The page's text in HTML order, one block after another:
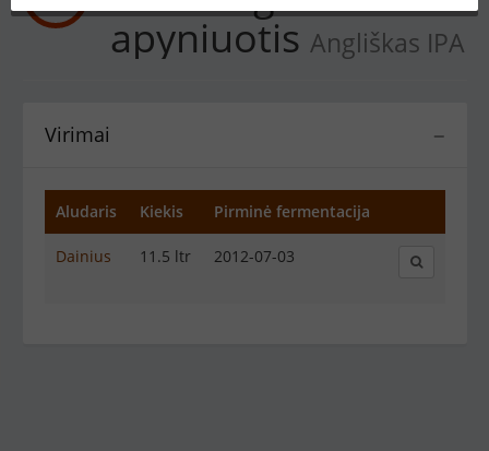
apyniuotis Angliškas IPA
−
Virimai
Aludaris Kiekis Pirminė fermentacija
Dainius 11.5 ltr 2012-07-03